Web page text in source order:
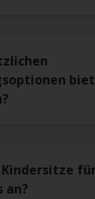
an?